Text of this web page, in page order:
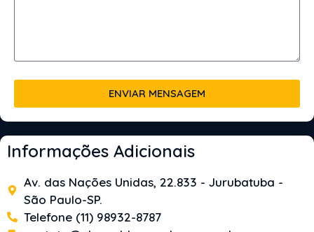
ENVIAR MENSAGEM
Informações Adicionais
Av. das Nações Unidas, 22.833 - Jurubatuba -
São Paulo-SP.
Telefone (11) 98932-8787